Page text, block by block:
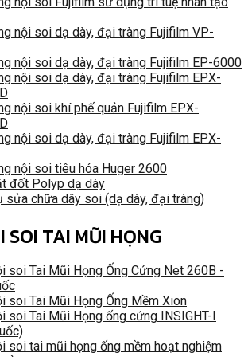
nội soi dạ dày, đại tràng Fujifilm VP-
nội soi dạ dày, đại tràng Fujifilm EP-6000
nội soi dạ dày, đại tràng Fujifilm EPX-
nội soi khí phế quản Fujifilm EPX-
nội soi dạ dày, đại tràng Fujifilm EPX-
nội soi tiêu hóa Huger 2600
đốt Polyp dạ dày
sửa chữa dây soi (dạ dày, đại tràng)
SOI TAI MŨI HỌNG
soi Tai Mũi Họng Ống Cứng Net 260B -
soi Tai Mũi Họng Ống Mềm Xion
soi Tai Mũi Họng ống cứng INSIGHT-I
soi tai mũi họng ống mềm hoạt nghiệm